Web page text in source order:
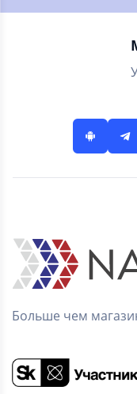
профи
Больше чем